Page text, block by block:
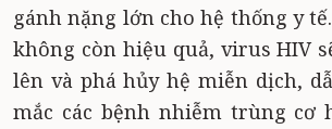
gánh nặng lớn cho hệ thống y
không còn hiệu quả, virus HIV
lên và phá hủy hệ miễn dịch,
mắc các bệnh nhiễm trùng cơ